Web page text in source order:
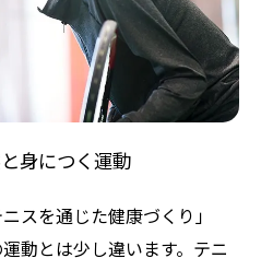
身につく運動
スを通じた健康づくり」
動とは少し違います。テニ